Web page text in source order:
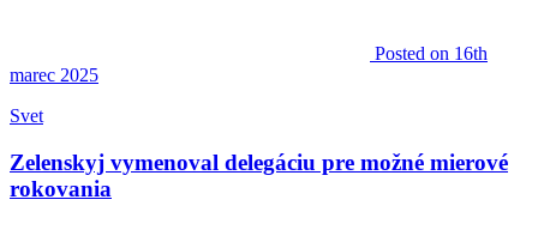
Posted on 16th
marec 2025
Svet
Zelenskyj vymenoval delegáciu pre možné mierové
rokovania